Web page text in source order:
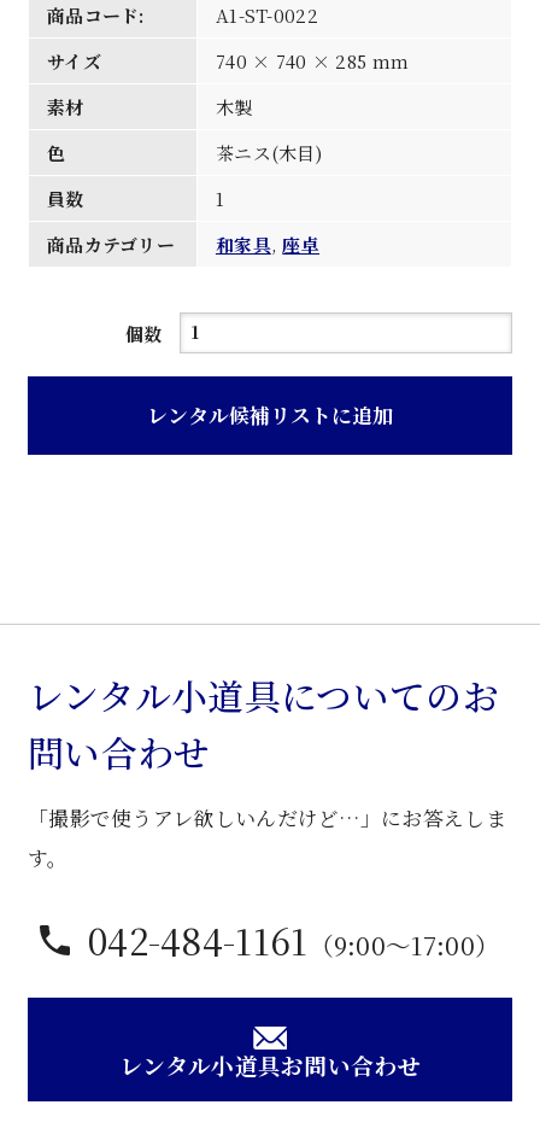
商品コード:
A1-ST-0022
サイズ
740 × 740 × 285 mm
素材
木製
色
茶ニス(木目)
員数
1
商品カテゴリー
和家具,座卓
個数
茶
木
卓
袱
台
レンタル候補リストに追加
レンタル小道具についてのお
問い合わせ
「撮影で使うアレ欲しいんだけど…」にお答えしま
す。
042-484-1161 （9:00〜17:00）
レンタル小道具お問い合わせ